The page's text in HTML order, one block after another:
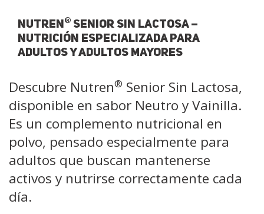
NUTREN® SENIOR SIN LACTOSA –
NUTRICIÓN ESPECIALIZADA PARA
ADULTOS Y ADULTOS MAYORES
Descubre Nutren® Senior Sin Lactosa,
disponible en sabor Neutro y Vainilla.
Es un complemento nutricional en
polvo, pensado especialmente para
adultos que buscan mantenerse
activos y nutrirse correctamente cada
día.